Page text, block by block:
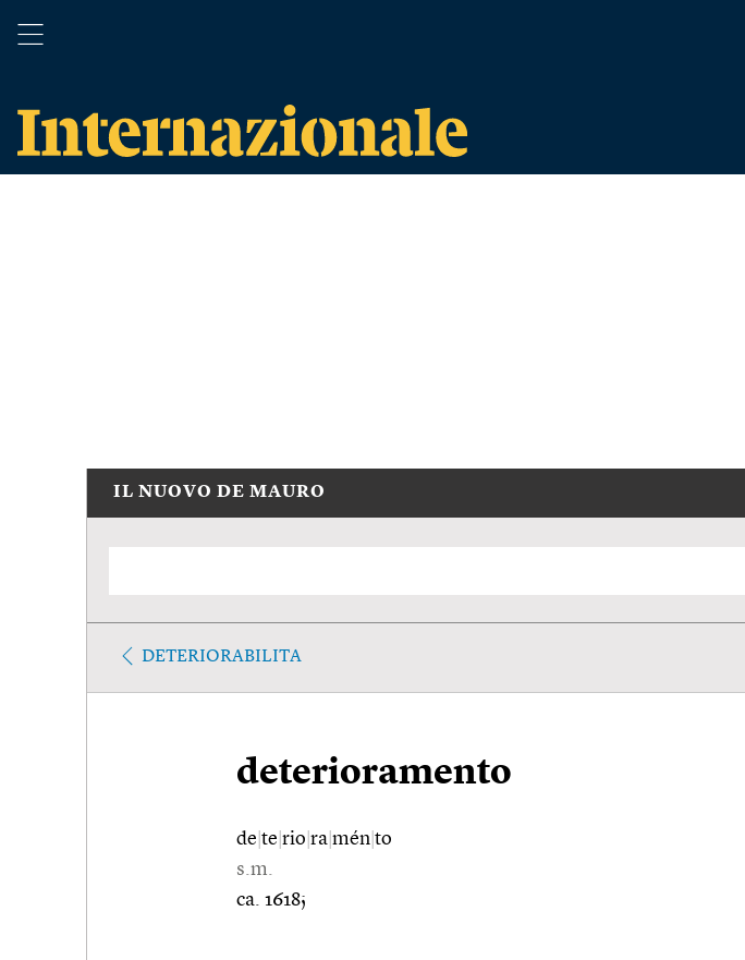
IL NUOVO DE MAURO
DETERIORABILITA
deterioramento
de te rio ra mén to
s.m.
ca. 1618;